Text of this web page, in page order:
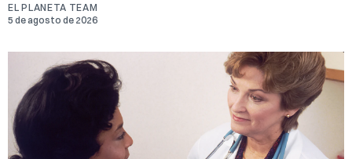
EL PLANETA TEAM
5 de agosto de 2026